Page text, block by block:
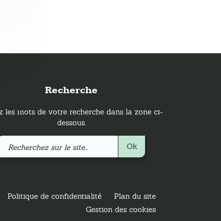
Recherche
les mots de votre recherche dans la zone ci-
dessous.
sur
Ok
Politique de confidentialité
Plan du site
Gestion des cookies